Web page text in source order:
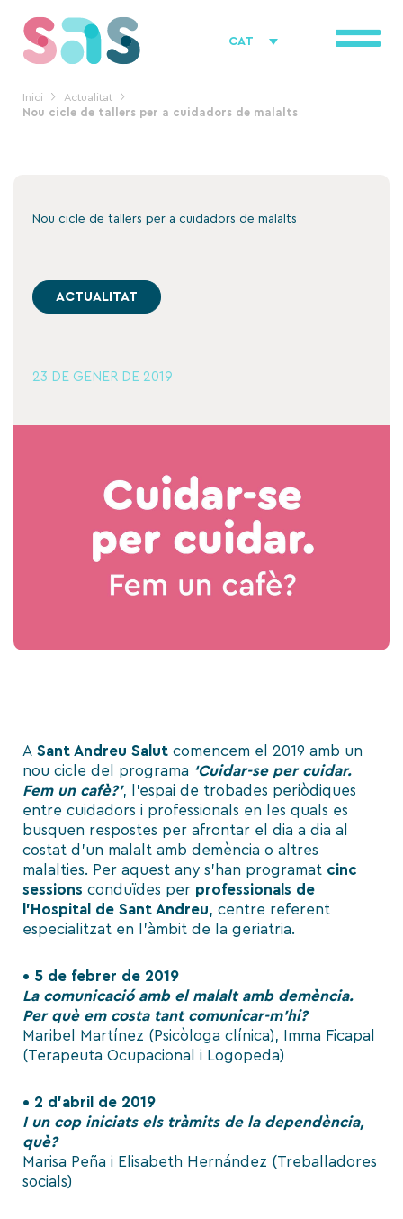
contingut
CAT
Inici
Actualitat
Nou cicle de tallers per a cuidadors de malalts
Nou cicle de tallers per a cuidadors de malalts
ACTUALITAT
23 DE GENER DE 2019
A Sant Andreu Salut comencem el 2019 amb un
nou cicle del programa ‘Cuidar-se per cuidar.
Fem un cafè?’, l’espai de trobades periòdiques
entre cuidadors i professionals en les quals es
busquen respostes per afrontar el dia a dia al
costat d’un malalt amb demència o altres
malalties. Per aquest any s’han programat cinc
sessions conduïdes per professionals de
l’Hospital de Sant Andreu, centre referent
especialitzat en l’àmbit de la geriatria.
• 5 de febrer de 2019
La comunicació amb el malalt amb demència.
Per què em costa tant comunicar-m’hi?
Maribel Martínez (Psicòloga clínica), Imma Ficapal
(Terapeuta Ocupacional i Logopeda)
• 2 d’abril de 2019
I un cop iniciats els tràmits de la dependència,
què?
Marisa Peña i Elisabeth Hernández (Treballadores
socials)